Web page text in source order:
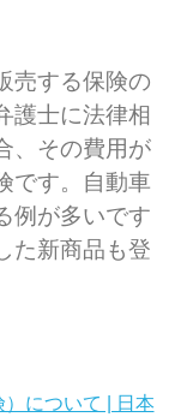
売する保険の
護士に法律相
、その費用が
です。自動車
例が多いです
た新商品も登
について | 日本